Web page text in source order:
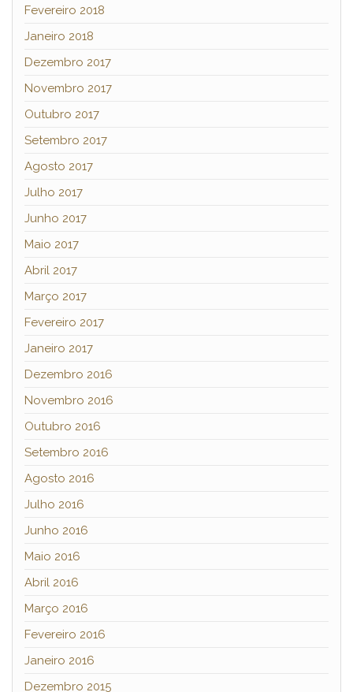
Fevereiro 2018
Janeiro 2018
Dezembro 2017
Novembro 2017
Outubro 2017
Setembro 2017
Agosto 2017
Julho 2017
Junho 2017
Maio 2017
Abril 2017
Março 2017
Fevereiro 2017
Janeiro 2017
Dezembro 2016
Novembro 2016
Outubro 2016
Setembro 2016
Agosto 2016
Julho 2016
Junho 2016
Maio 2016
Abril 2016
Março 2016
Fevereiro 2016
Janeiro 2016
Dezembro 2015